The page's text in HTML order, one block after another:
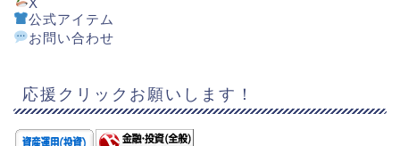
公式アイテム
お問い合わせ
応援クリックお願いします！